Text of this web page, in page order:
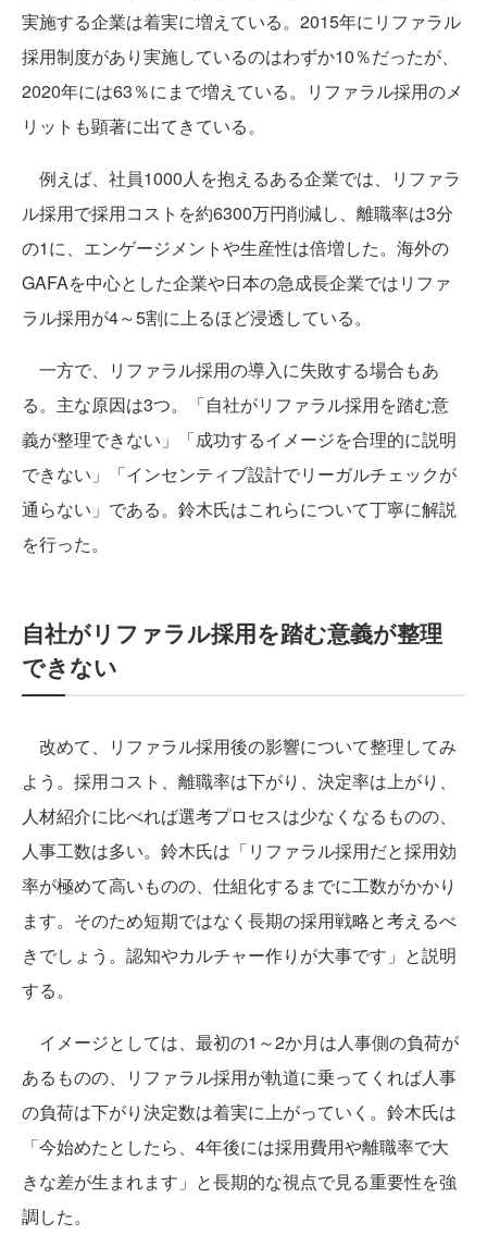
実施する企業は着実に増えている。2015年にリファラル
採用制度があり実施しているのはわずか10％だったが、
2020年には63％にまで増えている。リファラル採用のメ
リットも顕著に出てきている。
例えば、社員1000人を抱えるある企業では、リファラ
ル採用で採用コストを約6300万円削減し、離職率は3分
の1に、エンゲージメントや生産性は倍増した。海外の
GAFAを中心とした企業や日本の急成長企業ではリファ
ラル採用が4～5割に上るほど浸透している。
一方で、リファラル採用の導入に失敗する場合もあ
る。主な原因は3つ。「自社がリファラル採用を踏む意
義が整理できない」「成功するイメージを合理的に説明
できない」「インセンティブ設計でリーガルチェックが
通らない」である。鈴木氏はこれらについて丁寧に解説
を行った。
自社がリファラル採用を踏む意義が整理
できない
改めて、リファラル採用後の影響について整理してみ
よう。採用コスト、離職率は下がり、決定率は上がり、
人材紹介に比べれば選考プロセスは少なくなるものの、
人事工数は多い。鈴木氏は「リファラル採用だと採用効
率が極めて高いものの、仕組化するまでに工数がかかり
ます。そのため短期ではなく長期の採用戦略と考えるべ
きでしょう。認知やカルチャー作りが大事です」と説明
する。
イメージとしては、最初の1～2か月は人事側の負荷が
あるものの、リファラル採用が軌道に乗ってくれば人事
の負荷は下がり決定数は着実に上がっていく。鈴木氏は
「今始めたとしたら、4年後には採用費用や離職率で大
きな差が生まれます」と長期的な視点で見る重要性を強
調した。